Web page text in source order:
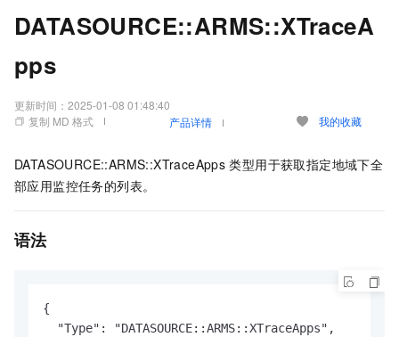
DATASOURCE::ARMS::XTraceA
pps
更新时间： 2025-01-08 01:48:40
复制 MD 格式
产品详情 我的收藏
DATASOURCE::ARMS::XTraceApps 类型用于获取指定地域下全
部应用监控任务的列表。
语法
{
  "Type": "DATASOURCE::ARMS::XTraceApps",